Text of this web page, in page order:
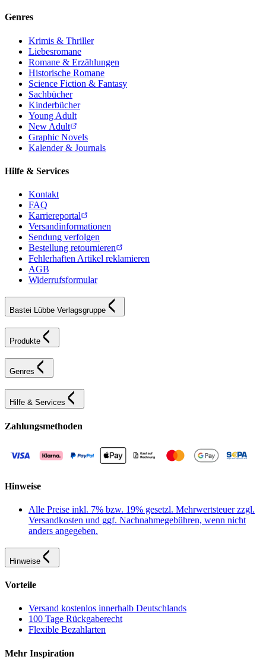
Genres
Krimis & Thriller
Liebesromane
Romane & Erzählungen
Historische Romane
Science Fiction & Fantasy
Sachbücher
Kinderbücher
Young Adult
New Adult
Graphic Novels
Kalender & Journals
Hilfe & Services
Kontakt
FAQ
Karriereportal
Versandinformationen
Sendung verfolgen
Bestellung retournieren
Fehlerhaften Artikel reklamieren
AGB
Widerrufsformular
Bastei Lübbe Verlagsgruppe
Produkte
Genres
Hilfe & Services
Zahlungsmethoden
Hinweise
Alle Preise inkl. 7% bzw. 19% gesetzl. Mehrwertsteuer zzgl.
Versandkosten und ggf. Nachnahmegebühren, wenn nicht
anders angegeben.
Hinweise
Vorteile
Versand kostenlos innerhalb Deutschlands
100 Tage Rückgaberecht
Flexible Bezahlarten
Mehr Inspiration